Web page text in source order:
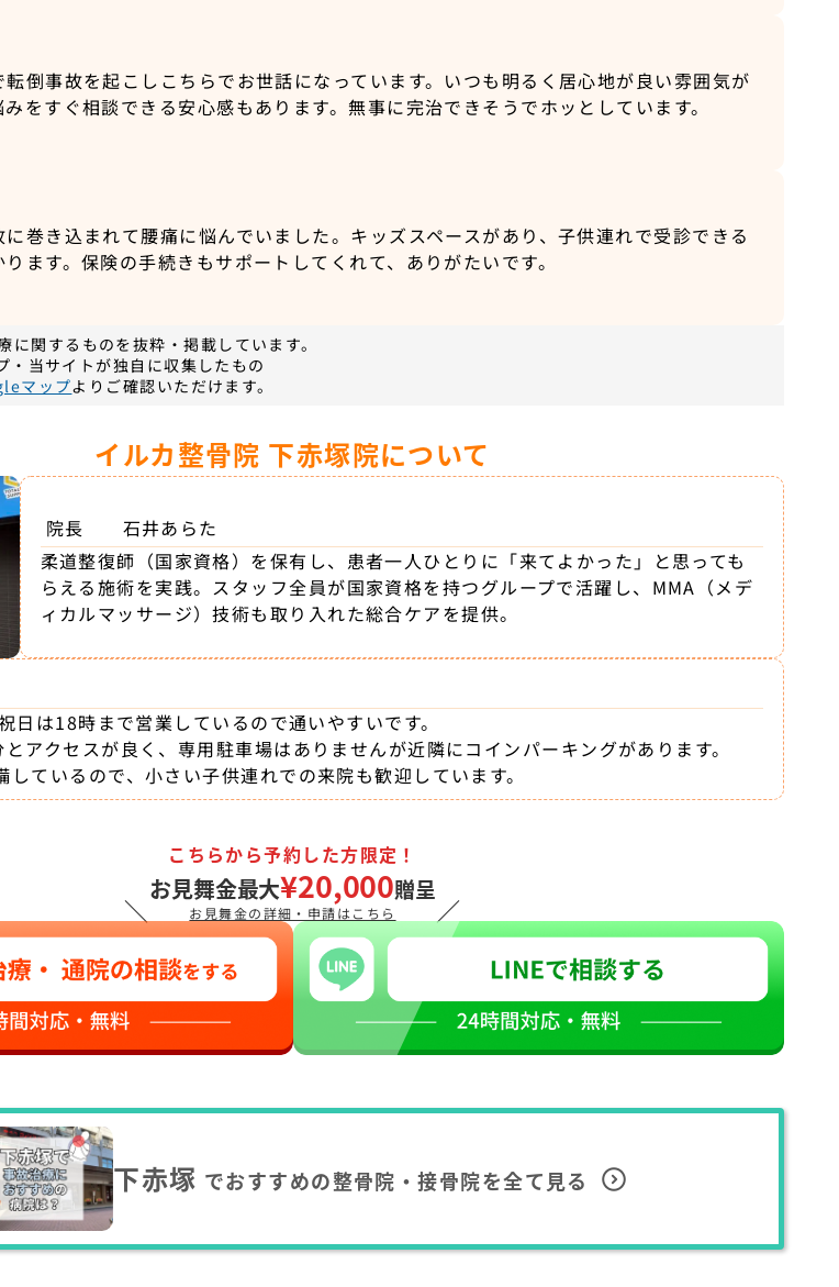
転倒事故を起こしこちらでお世話になっています。いつも明るく居心地が良い雰囲気が
みをすぐ相談できる安心感もあります。無事に完治できそうでホッとしています。
に巻き込まれて腰痛に悩んでいました。キッズスペースがあり、子供連れで受診できる
ります。保険の手続きもサポートしてくれて、ありがたいです。
関するものを抜粋・掲載しています。
当サイトが独自に収集したもの
マップよりご確認いただけます。
イルカ整骨院 下赤塚院について
院長
石井あらた
柔道整復師（国家資格）を保有し、患者一人ひとりに「来てよかった」と思っても
らえる施術を実践。スタッフ全員が国家資格を持つグループで活躍し、MMA（メデ
ィカルマッサージ）技術も取り入れた総合ケアを提供。
日は18時まで営業しているので通いやすいです。
アクセスが良く、専用駐車場はありませんが近隣にコインパーキングがあります。
しているので、小さい子供連れでの来院も歓迎しています。
＼
こちらから予約した方限定！
お見舞金最大¥20,000贈呈
お見舞金の詳細・申請はこちら ／
下赤塚 でおすすめの整骨院・接骨院を全て見る